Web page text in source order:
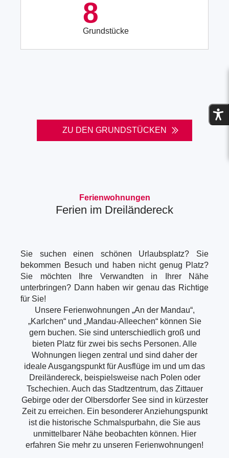
8
Grundstücke
ZU DEN GRUNDSTÜCKEN
Ferienwohnungen
Ferien im Dreiländereck
Sie suchen einen schönen Urlaubsplatz? Sie
bekommen Besuch und haben nicht genug Platz?
Sie möchten Ihre Verwandten in Ihrer Nähe
unterbringen? Dann haben wir genau das Richtige
für Sie!
Unsere Ferienwohnungen „An der Mandau“,
„Karlchen“ und „Mandau-Alleechen“ können Sie
gern buchen. Sie sind unterschiedlich groß und
bieten Platz für zwei bis sechs Personen. Alle
Wohnungen liegen zentral und sind daher der
ideale Ausgangspunkt für Ausflüge im und um das
Dreiländereck, beispielsweise nach Polen oder
Tschechien. Auch das Stadtzentrum, das Zittauer
Gebirge oder der Olbersdorfer See sind in kürzester
Zeit zu erreichen. Ein besonderer Anziehungspunkt
ist die historische Schmalspurbahn, die Sie aus
unmittelbarer Nähe beobachten können. Hier
erfahren Sie mehr zu unseren Ferienwohnungen!